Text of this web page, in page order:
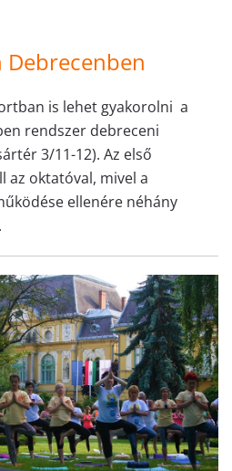
Debrecenben
is lehet gyakorolni a
rendszer debreceni
3/11-12). Az első
az oktatóval, mivel a
ellenére néhány